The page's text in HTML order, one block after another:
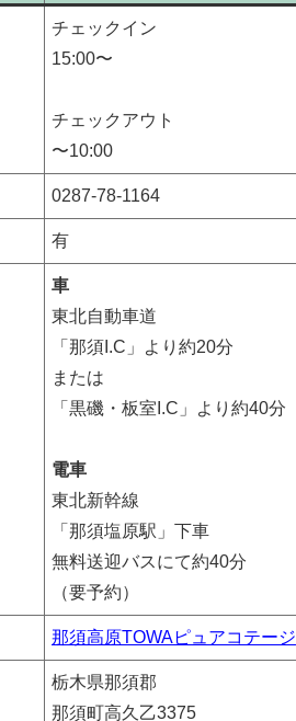
チェックイン
15:00〜
チェックアウト
〜10:00
0287-78-1164
有
車
東北自動車道
「那須I.C」より約20分
または
「黒磯・板室I.C」より約40分
電車
東北新幹線
「那須塩原駅」下車
無料送迎バスにて約40分
（要予約）
那須高原TOWAピュアコテージ
栃木県那須郡
那須町高久乙3375